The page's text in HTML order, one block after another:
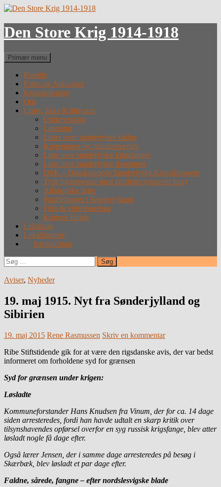
Hop
indhold
Den Store Krig 1914-1918
Søg
Primær menu
Forside
Fotos og Arkivalier
Krigsdeltagere
Om
Lister, links & litteratur
Undervisning
Litteratur
Lister over sønderjyske faldne
Krigergrave og mindesmærker
Liste over sønderjyske krigsfanger
Liste over sønderjyske desertører
DSK – Dansksindede Sønderjyske Krigsdeltagere
Tysk hjemmeside med tabslister (eksternt link)
Alfabetiske lister
Straffefanger i Sønderjylland
Film & videoforedrag
Krigens forløb
Leksikon
Lokalhistorie
Introduction
Søg
efter:
Aviser, Nyheder
19. maj 1915. Nyt fra Sønderjylland og
Sibirien
19. maj 2015 Rene Rasmussen Skriv en kommentar
Ribe Stiftstidende gik for at være den rigsdanske avis, der var bedst
informeret om forholdene syd for grænsen
Syd for grænsen under krigen:
Løsladte
Kommuneforstander Hans Knudsen fra Vinum, der for ca. 14 dage
siden arresteredes, fordi han havde udtalt en skarp kritik over
tilsynshavendes opførsel overfor en syg russisk krigsfange, blev atter
løsladt nogle få dage efter.
Også lærer Jensen, der i samme dage arresteredes på besøg i
Skærbæk, blev løsladt et par dage efter.
Faldne, sårede, fangne – efter nordslesvigske blade